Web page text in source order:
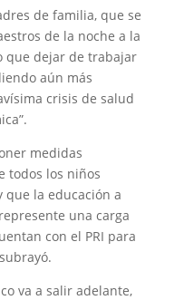
de familia, que se
de la noche a la
que dejar de trabajar
aún más
crisis de salud
medidas
todos los niños
la educación a
una carga
con el PRI para
va a salir adelante,